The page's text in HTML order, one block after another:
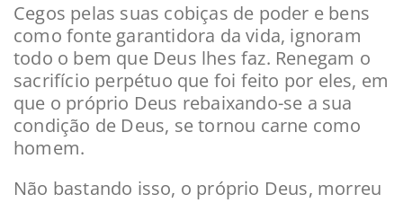
Cegos pelas suas cobiças de poder e bens
como fonte garantidora da vida, ignoram
todo o bem que Deus lhes faz. Renegam o
sacrifício perpétuo que foi feito por eles, em
que o próprio Deus rebaixando-se a sua
condição de Deus, se tornou carne como
homem.
Não bastando isso, o próprio Deus, morreu